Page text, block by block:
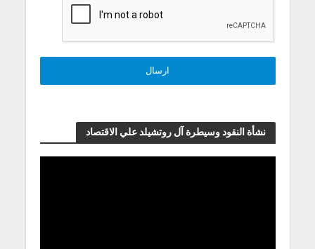
نشأة النقود وسيطرة آل روتشيلد علي الاقتصاد